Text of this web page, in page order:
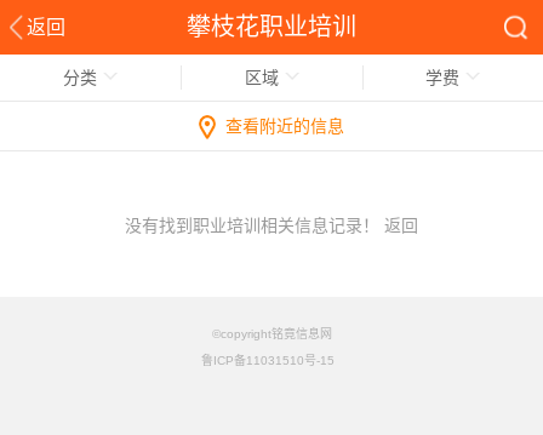
返回 攀枝花职业培训
分类 区域 学费
查看附近的信息
没有找到职业培训相关信息记录！ 返回
©copyright铭竟信息网
鲁ICP备11031510号-15